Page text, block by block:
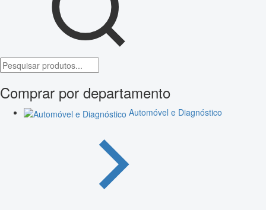
Comprar por departamento
Automóvel e Diagnóstico